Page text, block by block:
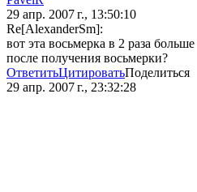
29 апр. 2007 г., 13:50:10
Re[AlexanderSm]:
вот эта восьмерка в 2 раза
после получения восьмерки?
ОтветитьЦитироватьПоделиться
29 апр. 2007 г., 23:32:28